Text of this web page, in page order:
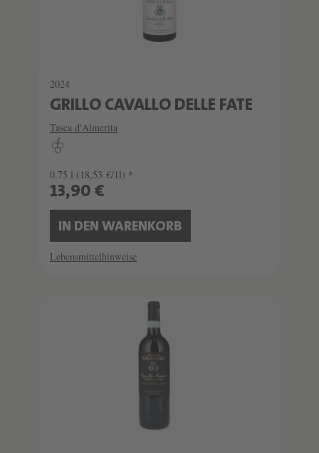
2024
GRILLO CAVALLO DELLE FATE
Tasca d'Almerita
0.75 l (18,53 €/1l) *
13,90 €
IN DEN WARENKORB
Lebensmittelhinweise